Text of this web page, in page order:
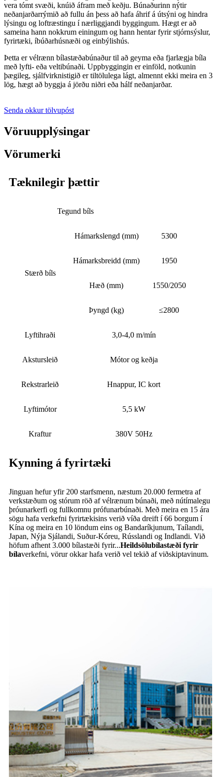
vera tómt svæði, knúið áfram með keðju. Búnaðurinn nýtir
neðanjarðarrýmið að fullu án þess að hafa áhrif á útsýni og hindra
lýsingu og loftræstingu í nærliggjandi byggingum. Hægt er að
sameina hann nokkrum einingum og hann hentar fyrir stjórnsýslur,
fyrirtæki, íbúðarhúsnæði og einbýlishús.
Þetta er vélrænn bílastæðabúnaður til að geyma eða fjarlægja bíla
með lyfti- eða veltibúnaði. Uppbyggingin er einföld, notkunin
þægileg, sjálfvirknistigið er tiltölulega lágt, almennt ekki meira en 3
lög, hægt að byggja á jörðu niðri eða hálf neðanjarðar.
Senda okkur tölvupóst
Vöruupplýsingar
Vörumerki
Tæknilegir þættir
Tegund bíls
Stærð bíls
Hámarkslengd (mm) 5300
Hámarksbreidd (mm) 1950
Hæð (mm) 1550/2050
Þyngd (kg) ≤2800
Lyftihraði 3,0-4,0 m/mín
Akstursleið Mótor og keðja
Rekstrarleið Hnappur, IC kort
Lyftimótor 5,5 kW
Kraftur 380V 50Hz
Kynning á fyrirtæki
Jinguan hefur yfir 200 starfsmenn, næstum 20.000 fermetra af
verkstæðum og stórum röð af vélrænum búnaði, með nútímalegu
þróunarkerfi og fullkomnu prófunarbúnaði. Með meira en 15 ára
sögu hafa verkefni fyrirtækisins verið víða dreift í 66 borgum í
Kína og meira en 10 löndum eins og Bandaríkjunum, Taílandi,
Japan, Nýja Sjálandi, Suður-Kóreu, Rússlandi og Indlandi. Við
höfum afhent 3.000 bílastæði fyrir...Heildsölubílastæði fyrir
bílaverkefni, vörur okkar hafa verið vel tekið af viðskiptavinum.